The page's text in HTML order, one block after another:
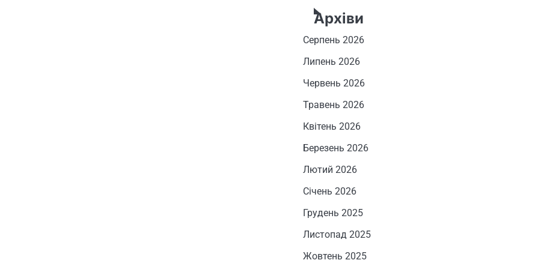
Архіви
Серпень 2026
Липень 2026
Червень 2026
Травень 2026
Квітень 2026
Березень 2026
Лютий 2026
Січень 2026
Грудень 2025
Листопад 2025
Жовтень 2025